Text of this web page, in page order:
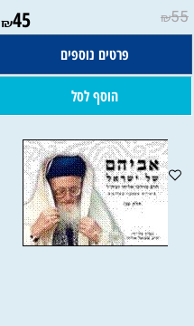
₪55
₪45
פרטים נוספים
הוסף לסל